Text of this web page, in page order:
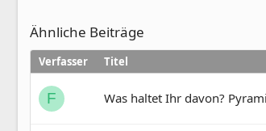
Ähnliche Beiträge
Verfasser Titel
F Was haltet Ihr davon?